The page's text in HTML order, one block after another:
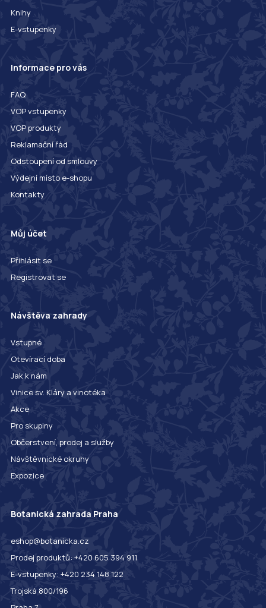
Knihy
E-vstupenky
Informace pro vás
FAQ
VOP vstupenky
VOP produkty
Reklamační řád
Odstoupení od smlouvy
Výdejní místo e-shopu
Kontakty
Můj účet
Přihlásit se
Registrovat se
Návštěva zahrady
Vstupné
Otevírací doba
Jak k nám
Vinice sv. Kláry a vinotéka
Akce
Pro skupiny
Občerstvení, prodej a služby
Návštěvnické okruhy
Expozice
Botanická zahrada Praha
eshop@botanicka.cz
Prodej produktů: +420 605 394 911
E-vstupenky: +420 234 148 122
Trojská 800/196